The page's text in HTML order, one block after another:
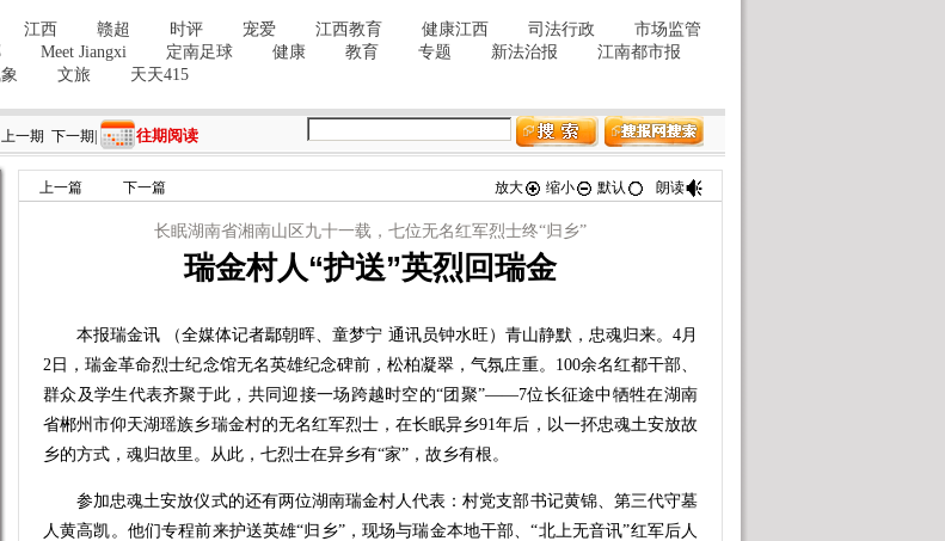
上一期 下一期 往期阅读
上一篇 下一篇 放大 缩小 默认 朗读
长眠湖南省湘南山区九十一载，七位无名红军烈士终“归乡”
瑞金村人“护送”英烈回瑞金
本报瑞金讯 （全媒体记者鄢朝晖、童梦宁 通讯员钟水旺）青山静默，忠魂归来。4月
2日，瑞金革命烈士纪念馆无名英雄纪念碑前，松柏凝翠，气氛庄重。100余名红都干部、
群众及学生代表齐聚于此，共同迎接一场跨越时空的“团聚”——7位长征途中牺牲在湖南
省郴州市仰天湖瑶族乡瑞金村的无名红军烈士，在长眠异乡91年后，以一抔忠魂土安放故
乡的方式，魂归故里。从此，七烈士在异乡有“家”，故乡有根。
参加忠魂土安放仪式的还有两位湖南瑞金村人代表：村党支部书记黄锦、第三代守墓
人黄高凯。他们专程前来护送英雄“归乡”，现场与瑞金本地干部、“北上无音讯”红军后人